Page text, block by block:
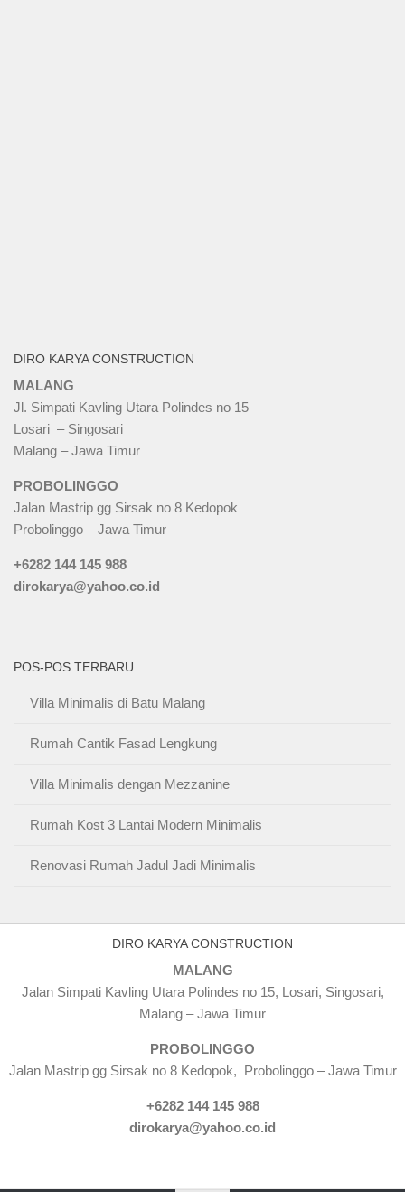
DIRO KARYA CONSTRUCTION
MALANG
Jl. Simpati Kavling Utara Polindes no 15
Losari – Singosari
Malang – Jawa Timur
PROBOLINGGO
Jalan Mastrip gg Sirsak no 8 Kedopok
Probolinggo – Jawa Timur
+6282 144 145 988
dirokarya@yahoo.co.id
POS-POS TERBARU
Villa Minimalis di Batu Malang
Rumah Cantik Fasad Lengkung
Villa Minimalis dengan Mezzanine
Rumah Kost 3 Lantai Modern Minimalis
Renovasi Rumah Jadul Jadi Minimalis
DIRO KARYA CONSTRUCTION
MALANG
Jalan Simpati Kavling Utara Polindes no 15, Losari, Singosari,
Malang – Jawa Timur
PROBOLINGGO
Jalan Mastrip gg Sirsak no 8 Kedopok, Probolinggo – Jawa Timur
+6282 144 145 988
dirokarya@yahoo.co.id